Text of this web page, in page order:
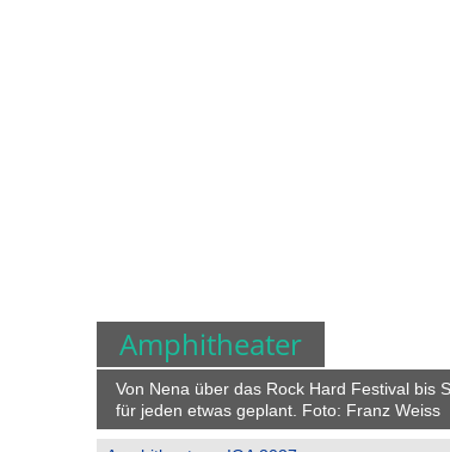
Amphitheater
Von Nena über das Rock Hard Festival bis
für jeden etwas geplant. Foto: Franz Weiss